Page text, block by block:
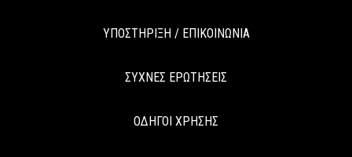
ΥΠΟΣΤΗΡΙΞΗ / ΕΠΙΚΟΙΝΩΝΙΑ
ΣΥΧΝΕΣ ΕΡΩΤΗΣΕΙΣ
ΟΔΗΓΟΙ ΧΡΗΣΗΣ